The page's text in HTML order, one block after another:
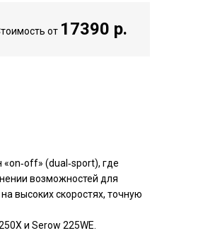
от 17390 р.
(dual‑sport), где
возможностей для
высоких скоростях, точную
и Serow 225WE.